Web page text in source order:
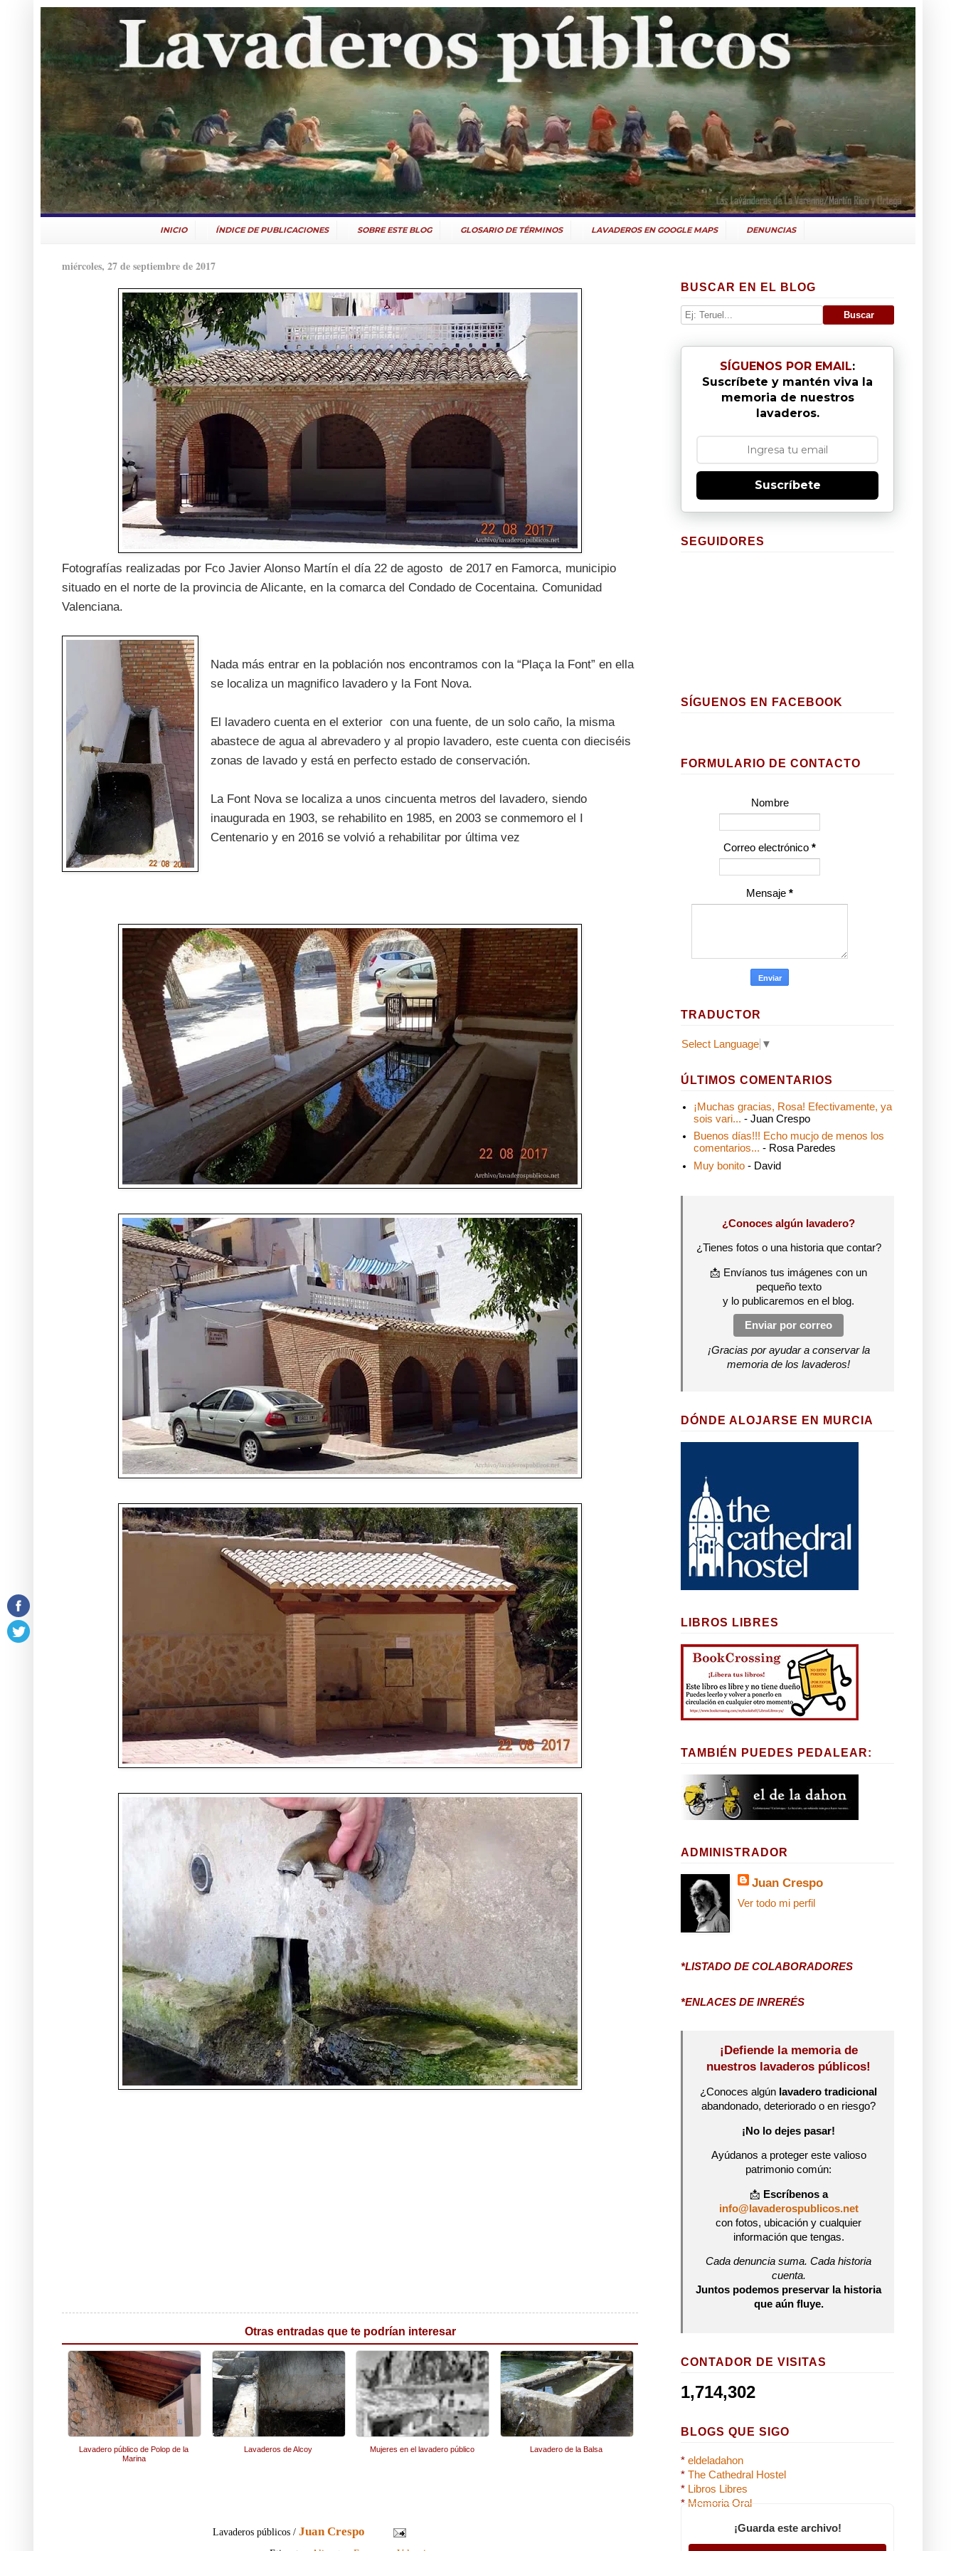
INICIO ÍNDICE DE PUBLICACIONES SOBRE ESTE BLOG GLOSARIO DE TÉRMINOS LAVADEROS EN GOOGLE MAPS DENUNCIAS
miércoles, 27 de septiembre de 2017
Fotografías realizadas por Fco Javier Alonso Martín el día 22 de agosto de 2017 en Famorca, municipio
situado en el norte de la provincia de Alicante, en la comarca del Condado de Cocentaina. Comunidad
Valenciana.
Nada más entrar en la población nos encontramos con la “Plaça la Font” en ella
se localiza un magnifico lavadero y la Font Nova.
El lavadero cuenta en el exterior con una fuente, de un solo caño, la misma
abastece de agua al abrevadero y al propio lavadero, este cuenta con dieciséis
zonas de lavado y está en perfecto estado de conservación.
La Font Nova se localiza a unos cincuenta metros del lavadero, siendo
inaugurada en 1903, se rehabilito en 1985, en 2003 se conmemoro el I
Centenario y en 2016 se volvió a rehabilitar por última vez
Otras entradas que te podrían interesar
Lavadero público de Polop de la
Marina
Lavaderos de Alcoy Mujeres en el lavadero público Lavadero de la Balsa
Lavaderos públicos /Juan Crespo
BUSCAR EN EL BLOG
SÍGUENOS POR EMAIL:
Suscríbete y mantén viva la
memoria de nuestros
lavaderos.
Suscríbete
SEGUIDORES
SÍGUENOS EN FACEBOOK
FORMULARIO DE CONTACTO
Nombre
Correo electrónico *
Mensaje *
TRADUCTOR
Select Language ▼
ÚLTIMOS COMENTARIOS
¡Muchas gracias, Rosa! Efectivamente, ya
sois vari... - Juan Crespo
Buenos días!!! Echo mucjo de menos los
comentarios... - Rosa Paredes
Muy bonito - David
¿Conoces algún lavadero?
¿Tienes fotos o una historia que contar?
📩 Envíanos tus imágenes con un
pequeño texto
y lo publicaremos en el blog.
Enviar por correo
¡Gracias por ayudar a conservar la
memoria de los lavaderos!
DÓNDE ALOJARSE EN MURCIA
LIBROS LIBRES
TAMBIÉN PUEDES PEDALEAR:
ADMINISTRADOR
Juan Crespo
Ver todo mi perfil
*LISTADO DE COLABORADORES
*ENLACES DE INRERÉS
¡Defiende la memoria de
nuestros lavaderos públicos!
¿Conoces algún lavadero tradicional
abandonado, deteriorado o en riesgo?
¡No lo dejes pasar!
Ayúdanos a proteger este valioso
patrimonio común:
📩 Escríbenos a
info@lavaderospublicos.net
con fotos, ubicación y cualquier
información que tengas.
Cada denuncia suma. Cada historia
cuenta.
Juntos podemos preservar la historia
que aún fluye.
CONTADOR DE VISITAS
1,714,302
BLOGS QUE SIGO
* eldeladahon
* The Cathedral Hostel
* Libros Libres
* Memoria Oral
¡Guarda este archivo!